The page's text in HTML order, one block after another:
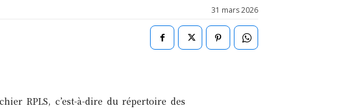
31 mars 2026
RPLS, c’est-à-dire du répertoire des